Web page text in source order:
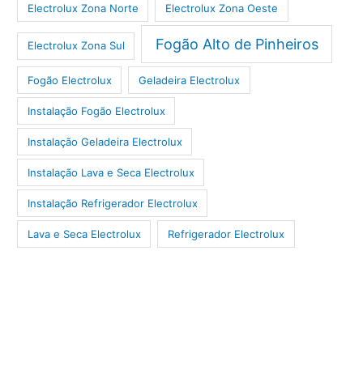
Electrolux Zona Norte Electrolux Zona Oeste
Electrolux Zona Sul Fogão Alto de Pinheiros
Fogão Electrolux Geladeira Electrolux
Instalação Fogão Electrolux
Instalação Geladeira Electrolux
Instalação Lava e Seca Electrolux
Instalação Refrigerador Electrolux
Lava e Seca Electrolux Refrigerador Electrolux